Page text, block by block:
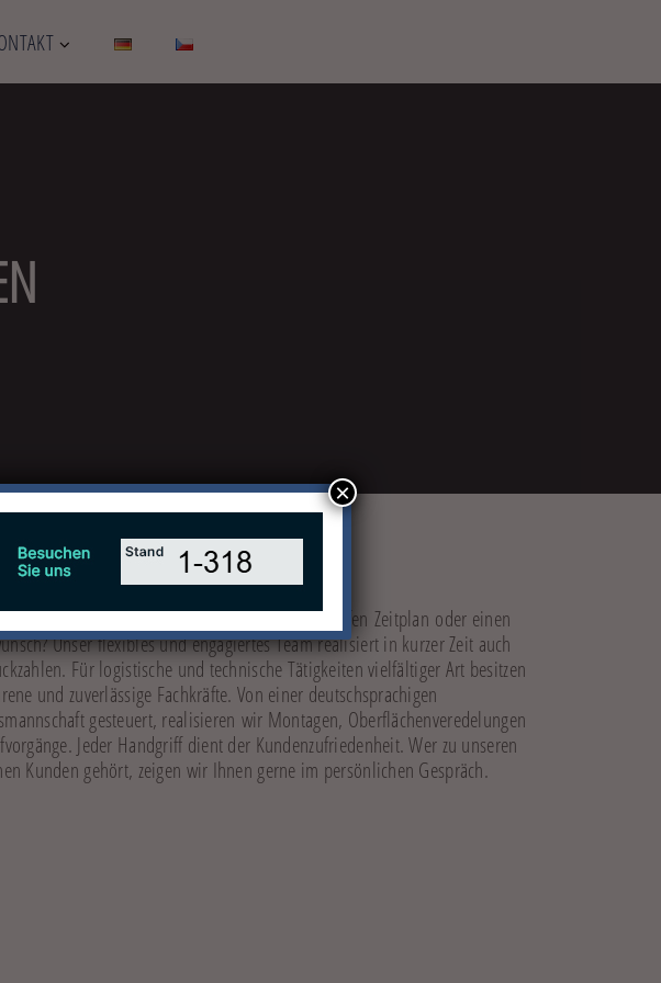
ODER ZU ÜBERTREFFEN
mit hohem Personalbedarf, haben einen straffen Zeitplan oder einen
Unser flexibles und engagiertes Team realisiert in kurzer Zeit auch
Für logistische und technische Tätigkeiten vielfältiger Art besitzen
und zuverlässige Fachkräfte. Von einer deutschsprachigen
gesteuert, realisieren wir Montagen, Oberflächenveredelungen
Jeder Handgriff dient der Kundenzufriedenheit. Wer zu unseren
Kunden gehört, zeigen wir Ihnen gerne im persönlichen Gespräch.
×